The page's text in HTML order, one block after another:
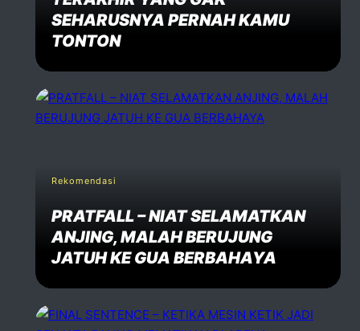
SEHARUSNYA PERNAH KAMU
TONTON
Rekomendasi
PRATFALL – NIAT SELAMATKAN
ANJING, MALAH BERUJUNG
JATUH KE GUA BERBAHAYA